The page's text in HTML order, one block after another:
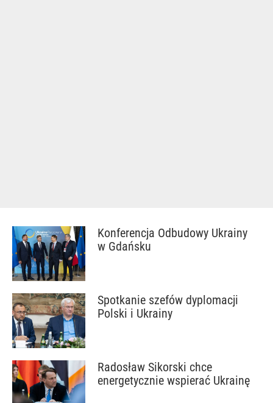
Konferencja Odbudowy Ukrainy
w Gdańsku
Spotkanie szefów dyplomacji
Polski i Ukrainy
Radosław Sikorski chce
energetycznie wspierać Ukrainę